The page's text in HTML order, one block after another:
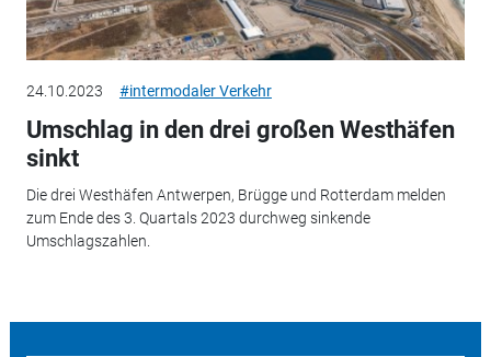
24.10.2023 #intermodaler Verkehr
Umschlag in den drei großen Westhäfen
sinkt
Die drei Westhäfen Antwerpen, Brügge und Rotterdam melden
zum Ende des 3. Quartals 2023 durchweg sinkende
Umschlagszahlen.